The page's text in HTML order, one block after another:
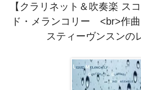
【クラリネット＆吹奏楽 ス
ド・メランコリー <br>作曲
スティーヴンスンの